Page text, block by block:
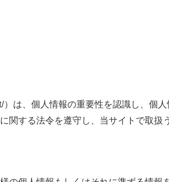
は、個人情報の重要性を認識し、個
関する法令を遵守し、当サイトで取扱